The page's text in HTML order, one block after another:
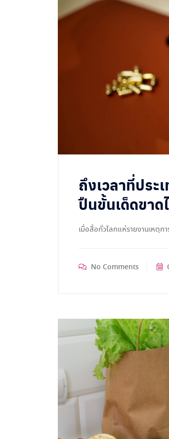
ถึงเวลาที่ประ
ปืนขั้นเด็ดขาด
เมื่อสื่อทั่วโลกแห่รายงานเหตุ
No Comments